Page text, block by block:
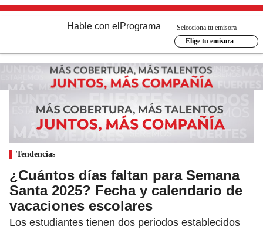
Hable con el Programa
Selecciona tu emisora
Elige tu emisora
Tendencias
¿Cuántos días faltan para Semana
Santa 2025? Fecha y calendario de
vacaciones escolares
Los estudiantes tienen dos periodos establecidos